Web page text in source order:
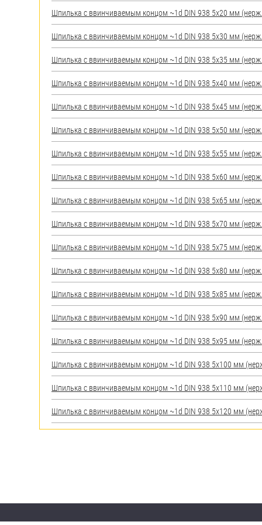
Пробки
Саморезы и шурупы
Стопорные кольца
Такелаж
Хомуты
Шайбы
Шпильки
Шплинты
Штифты и пальцы
Шпилька c ввинчиваемым концом ~1d DIN 938 5х20 мм
Шпилька c ввинчиваемым концом ~1d DIN 938 5х30 мм
Шпилька c ввинчиваемым концом ~1d DIN 938 5х35 мм
Шпилька c ввинчиваемым концом ~1d DIN 938 5х40 мм
Шпилька c ввинчиваемым концом ~1d DIN 938 5х45 мм
Шпилька c ввинчиваемым концом ~1d DIN 938 5х50 мм
Шпилька c ввинчиваемым концом ~1d DIN 938 5х55 мм
Шпилька c ввинчиваемым концом ~1d DIN 938 5х60 мм
Шпилька c ввинчиваемым концом ~1d DIN 938 5х65 мм
Шпилька c ввинчиваемым концом ~1d DIN 938 5х70 мм
Шпилька c ввинчиваемым концом ~1d DIN 938 5х75 мм
Шпилька c ввинчиваемым концом ~1d DIN 938 5х80 мм
Шпилька c ввинчиваемым концом ~1d DIN 938 5х85 мм
Шпилька c ввинчиваемым концом ~1d DIN 938 5х90 мм
Шпилька c ввинчиваемым концом ~1d DIN 938 5х95 мм
Шпилька c ввинчиваемым концом ~1d DIN 938 5х100 мм
Шпилька c ввинчиваемым концом ~1d DIN 938 5х110 мм
Шпилька c ввинчиваемым концом ~1d DIN 938 5х120 мм